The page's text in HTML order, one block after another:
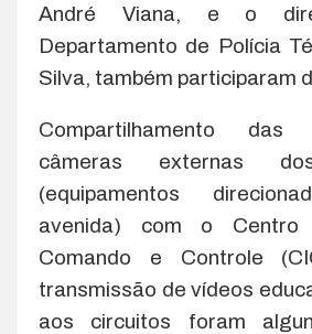
André Viana, e o
Departamento de Polícia
Silva, também participaram
Compartilhamento
câmeras externas
(equipamentos
avenida) com o Centro
Comando e Controle
transmissão de vídeos
aos circuitos foram